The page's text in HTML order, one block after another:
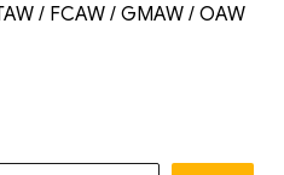
/ FCAW / GMAW / OAW